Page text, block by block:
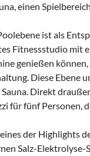
einen
ist als
Fitnessstudio mit
genießen
Diese Ebene
Direkt
für fünf Personen,
der Highlights
Salz-